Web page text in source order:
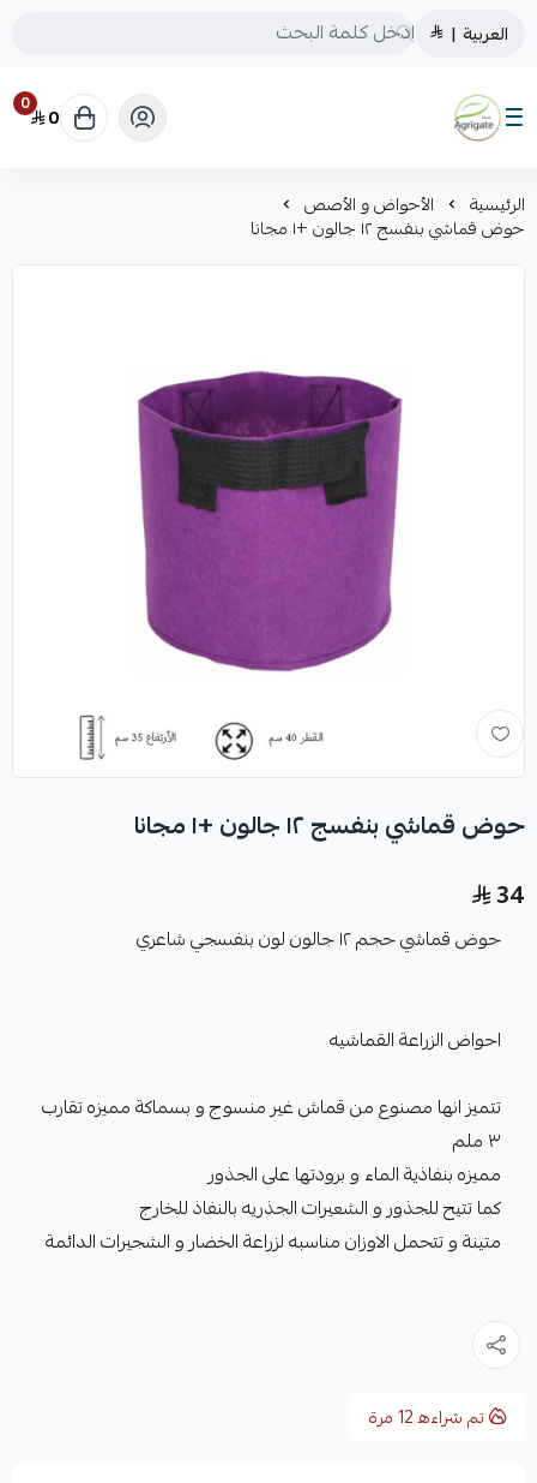
العربية |
Saudiagrigate
0 0
الرئيسية الأحواض و الأصص
حوض قماشي بنفسج ١٢ جالون +١ مجانا
حوض قماشي بنفسج ١٢ جالون +١ مجانا
34
حوض قماشي حجم ١٢ جالون لون بنفسجي شاعري
احواض الزراعة القماشيه
تتميز انها مصنوع من قماش غير منسوج و بسماكة مميزه تقارب
٣ ملم
مميزه بنفاذية الماء و برودتها على الجذور
كما تتيح للجذور و الشعيرات الجذريه بالنفاذ للخارج
متينة و تتحمل الاوزان مناسبه لزراعة الخضار و الشجيرات الدائمة
تم شراءه12مرة